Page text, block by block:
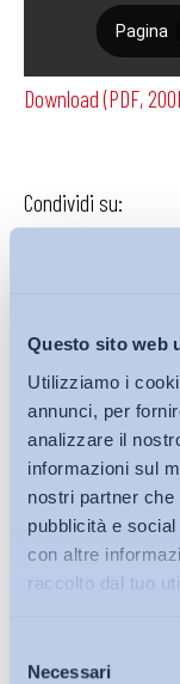
Questo sito web
Utilizziamo i
annunci, per
analizzare il
informazioni sul
nostri partner
pubblicità e
con altre
raccolto dal tuo
delNecessariBollettini ADAPT
Download (PDF,
Condividi su:
Iscriviti